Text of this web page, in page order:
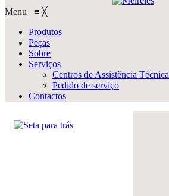
Menu ≡ ╳
Produtos
Peças
Sobre
Serviços
Centros de Assistência Técnica
Pedido de serviço
Contactos